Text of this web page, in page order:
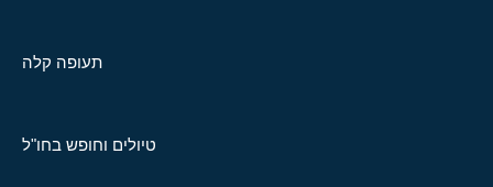
תעופה קלה
טיולים וחופש בחו"ל